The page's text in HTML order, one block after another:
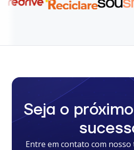
Seja o
Entre em contato com nosso